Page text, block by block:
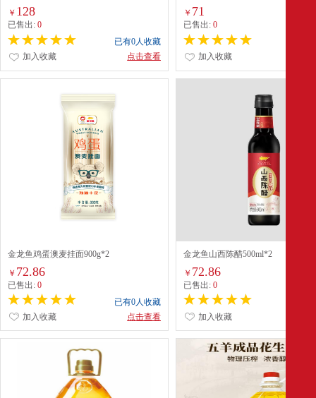
￥ 128
已售出: 0
已有0人收藏
点击查看
加入收藏
￥ 71
已售出:0
加入收藏
金龙鱼鸡蛋澳麦挂面900g*2
￥ 72.86
已售出: 0
已有0人收藏
点击查看
加入收藏
金龙鱼山西陈醋500ml*2
￥ 72.86
已售出:0
加入收藏